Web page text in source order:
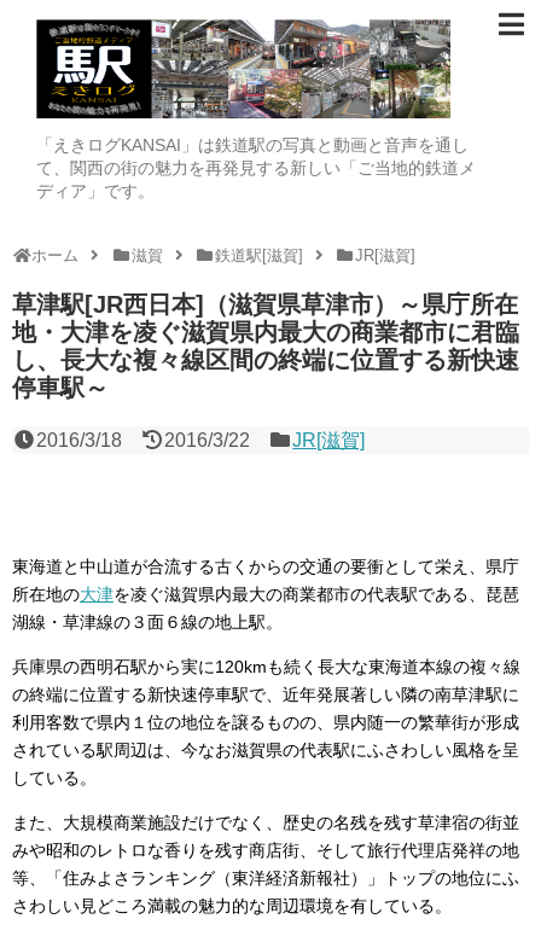
「えきログKANSAI」は鉄道駅の写真と動画と音声を通し
て、関西の街の魅力を再発見する新しい「ご当地的鉄道メ
ディア」です。
ホーム 滋賀 鉄道駅[滋賀] JR[滋賀]
草津駅[JR西日本]（滋賀県草津市）～県庁所在
地・大津を凌ぐ滋賀県内最大の商業都市に君臨
し、長大な複々線区間の終端に位置する新快速
停車駅～
2016/3/18 2016/3/22 JR[滋賀]
東海道と中山道が合流する古くからの交通の要衝として栄え、県庁
所在地の大津を凌ぐ滋賀県内最大の商業都市の代表駅である、琵琶
湖線・草津線の３面６線の地上駅。
兵庫県の西明石駅から実に120kmも続く長大な東海道本線の複々線
の終端に位置する新快速停車駅で、近年発展著しい隣の南草津駅に
利用客数で県内１位の地位を譲るものの、県内随一の繁華街が形成
されている駅周辺は、今なお滋賀県の代表駅にふさわしい風格を呈
している。
また、大規模商業施設だけでなく、歴史の名残を残す草津宿の街並
みや昭和のレトロな香りを残す商店街、そして旅行代理店発祥の地
等、「住みよさランキング（東洋経済新報社）」トップの地位にふ
さわしい見どころ満載の魅力的な周辺環境を有している。